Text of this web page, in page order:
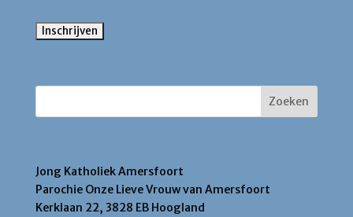
Jong Katholiek Amersfoort
Parochie Onze Lieve Vrouw van Amersfoort
Kerklaan 22, 3828 EB Hoogland